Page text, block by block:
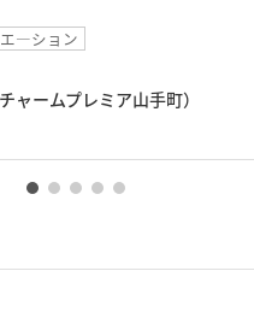
お食事
プレミアメニュー（チャー